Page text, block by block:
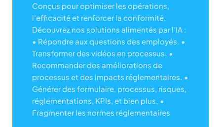
Conçus pour optimiser les opérations,
l'efficacité et renforcer la conformité.
Découvrez nos solutions alimentés par l’IA :
• Répondre aux questions des employés. •
Transformer des vidéos en processus. •
Recommander des améliorations de
processus et des impacts réglementaires. •
Générer des formulaire, processus, risques,
réglementations, KPIs, et bien plus. •
Fragmenter les normes réglementaires